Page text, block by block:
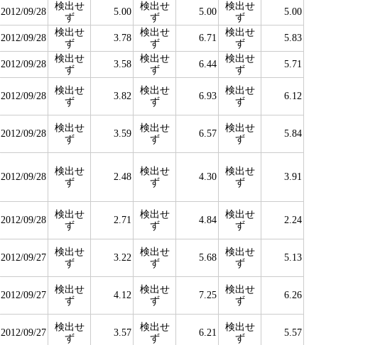
2012/09/28
検出せ
ず
5.00
検出せ
ず
5.00
検出せ
ず
5.00
2012/09/28
検出せ
ず
3.78
検出せ
ず
6.71
検出せ
ず
5.83
2012/09/28
検出せ
ず
3.58
検出せ
ず
6.44
検出せ
ず
5.71
2012/09/28
検出せ
ず
3.82
検出せ
ず
6.93
検出せ
ず
6.12
2012/09/28
検出せ
ず
3.59
検出せ
ず
6.57
検出せ
ず
5.84
2012/09/28
検出せ
ず
2.48
検出せ
ず
4.30
検出せ
ず
3.91
2012/09/28
検出せ
ず
2.71
検出せ
ず
4.84
検出せ
ず
2.24
2012/09/27
検出せ
ず
3.22
検出せ
ず
5.68
検出せ
ず
5.13
2012/09/27
検出せ
ず
4.12
検出せ
ず
7.25
検出せ
ず
6.26
2012/09/27
検出せ
ず
3.57
検出せ
ず
6.21
検出せ
ず
5.57